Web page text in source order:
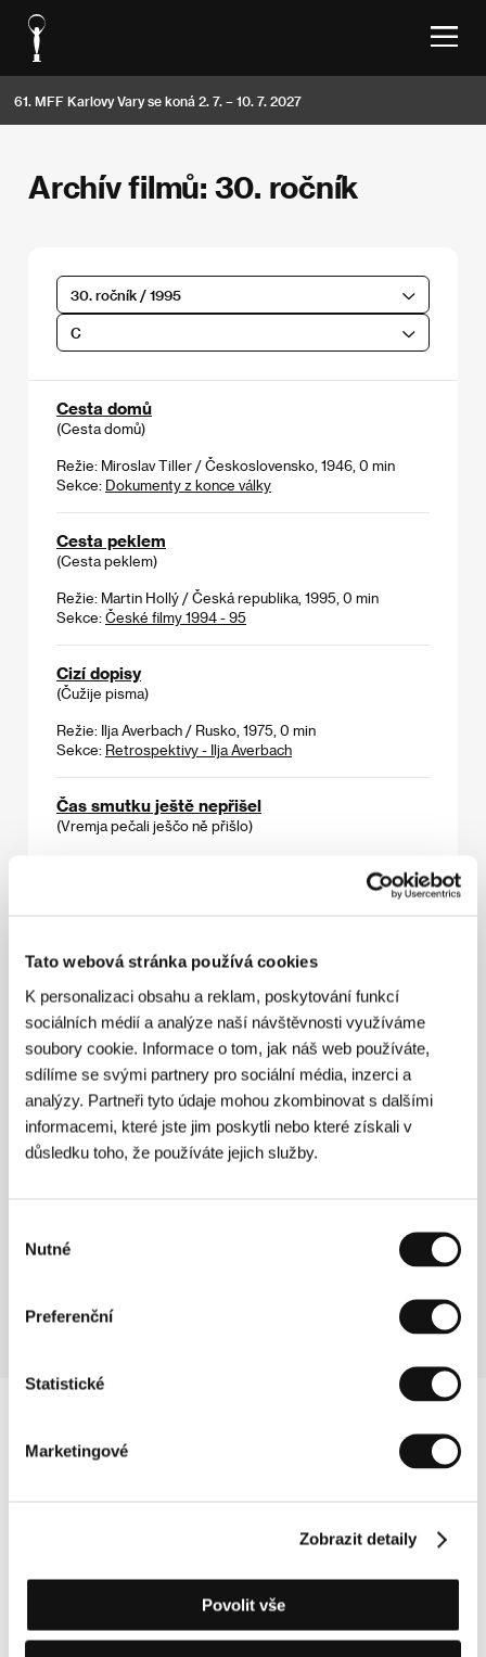
Tato webová stránka používá cookies
K personalizaci obsahu a reklam, poskytování funkcí
sociálních médií a analýze naší návštěvnosti využíváme
soubory cookie. Informace o tom, jak náš web používáte,
sdílíme se svými partnery pro sociální média, inzerci a
analýzy. Partneři tyto údaje mohou zkombinovat s dalšími
informacemi, které jste jim poskytli nebo které získali v
důsledku toho, že používáte jejich služby.
souhlasu
Nutné
Preferenční
Statistické
Marketingové
Zobrazit detaily
Povolit vše
61. MFF Karlovy Vary se koná 2. 7. – 10. 7. 2027
Archív filmů: 30. ročník
30. ročník / 1995
C
Cesta domů
(Cesta domů)
Režie: Miroslav Tiller / Československo, 1946, 0 min
Sekce: Dokumenty z konce války
Cesta peklem
(Cesta peklem)
Režie: Martin Hollý / Česká republika, 1995, 0 min
Sekce: České filmy 1994 - 95
Cizí dopisy
(Čužije pisma)
Režie: Ilja Averbach / Rusko, 1975, 0 min
Sekce: Retrospektivy - Ilja Averbach
Čas smutku ještě nepřišel
(Vremja pečali ješčo ně přišlo)
(Böhmische Dörfer)
Režie: Matte Ludin / Německo, 1994, 0 min
Sekce:
Pravdivé příběhy - dokumenty
Čistý, oholený
(Clean, Shaven)
Režie: Lodge Kerrigan / USA, 1993, 0 min
Sekce:Návrat 7 statečných
Režie: Wong Kar-wai / Hongkong, 1994, 0 min